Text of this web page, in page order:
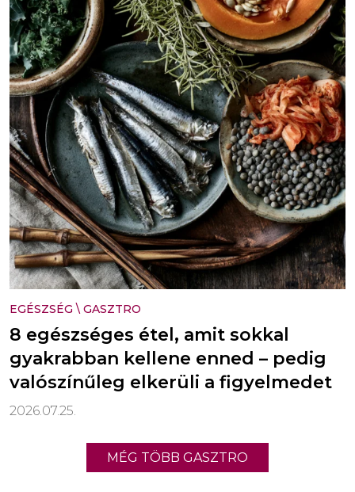
EGÉSZSÉG \ GASZTRO
8 egészséges étel, amit sokkal
gyakrabban kellene enned – pedig
valószínűleg elkerüli a figyelmedet
2026.07.25.
MÉG TÖBB GASZTRO